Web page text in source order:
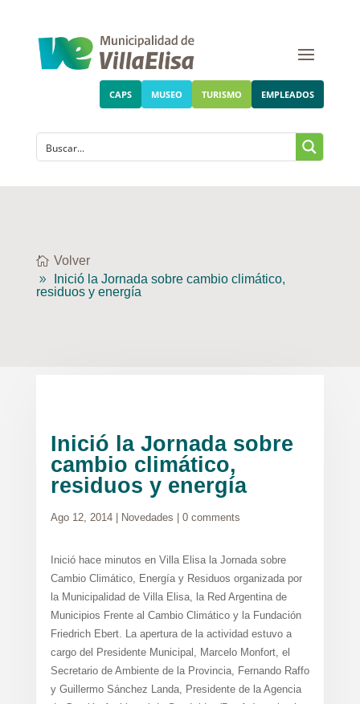
CAPS MUSEO TURISMO EMPLEADOS
Volver
Inició la Jornada sobre cambio climático,
residuos y energía
Inició la Jornada sobre
cambio climático,
residuos y energía
Ago 12, 2014| Novedades 0 comments
Inició hace minutos en Villa Elisa la Jornada sobre
Cambio Climático, Energía y Residuos organizada por
la Municipalidad de Villa Elisa, la Red Argentina de
Municipios Frente al Cambio Climático y la Fundación
Friedrich Ebert. La apertura de la actividad estuvo a
cargo del Presidente Municipal, Marcelo Monfort, el
Secretario de Ambiente de la Provincia, Fernando Raffo
y Guillermo Sánchez Landa, Presidente de la Agencia